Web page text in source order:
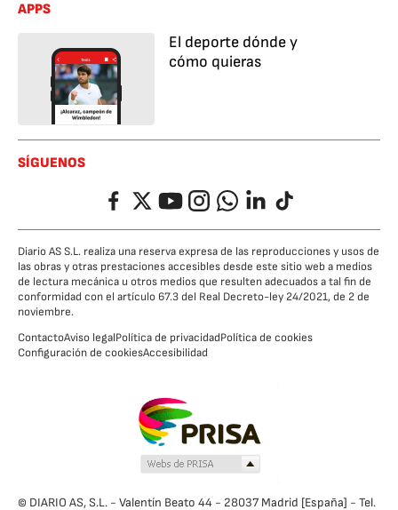
APPS
El deporte dónde y
cómo quieras
SÍGUENOS
FacebookTwitterYouTubeInstagramWhatsappLinkedIn
TikTok
Diario AS S.L. realiza una reserva expresa de las reproducciones y usos de
las obras y otras prestaciones accesibles desde este sitio web a medios
de lectura mecánica u otros medios que resulten adecuados a tal fin de
conformidad con el artículo 67.3 del Real Decreto-ley 24/2021, de 2 de
noviembre.
ContactoAviso legalPolítica de privacidadPolítica de cookies
Configuración de cookiesAccesibilidad
© DIARIO AS, S.L. - Valentín Beato 44 - 28037 Madrid [España] - Tel.